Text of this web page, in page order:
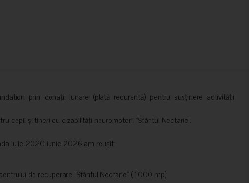
prin donații lunare (plată recurentă) pentru susținere activității
copii și tineri cu dizabilități neuromotorii ”Sfântul Nectarie”.
iulie 2020-iunie 2026 am reușit:
de recuperare ”Sfântul Nectarie” ( 1000 mp);